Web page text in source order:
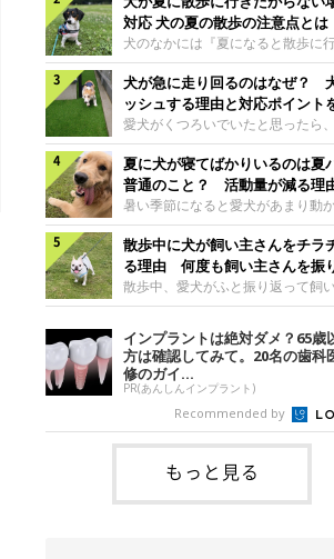
わけではない分、「不安なの？それ
かお願いしているの？」と気にな
さんもいるかもしれません。今回
クーンと鳴く理由や鼻鳴らしの背
め方と対応のポイントなどについて
のきもち獣医師相談室の原 駿太朗
伺いました。クーンと鳴くのはど
ち？いぬのきもち投稿写真ギャラリ
クーンと小さく鳴くときは、何らか
を伝えようとしている場合があると
れています。大
対応 犬の夏の散歩の注意点とは
犬のなかには『夏になると散歩に
らない、歩かなくなる』『暑い季
の気配を察すると涼しい部屋から
しない』など散歩に行きたがらな
るようです。愛犬の運動をさせて
のに、散歩に行きたがらない。こ
場合はどう対応すればよいのでしょ
「愛犬が夏に散歩に行きたがらない
対応」について、いぬのきもち獣
室の白山さとこ先生に聞きました
犬の散歩に行くときの注意点は？
きもち投稿写真ギャラリーーー夏に
散歩に行くときは、どのようなこと
をするとよい
犬が急に走り回るのはなぜ？
ッシュする理由と対応ポイント
愛犬がくつろいでいたと思ったら
屋の中を走り回り始める――そん
驚いたことはありませんか？ 急な
「何が起きているの？」と戸惑う飼
んも多いでしょう。落ち着いてい
のに、急にスイッチが入ったよう
と不安になることもあります。今回
が急に走り回る理由や見極め方など
て、いぬのきもち獣医師相談室の
先生に伺いました。犬が急に走り
ラリー犬が突然走り回る行動は、
珍しいものではないと考えられて
体にたまったエ
夏に犬が寝てばかりいるのは夏
普通のこと？ 活動量が減る理
策とは
暑い季節になると愛犬があまり動
ばかりだと感じる飼い主さんはい
か？その様子に、愛犬が夏バテで疲
るのか、元気がないのかなど不安に
方もいるのではないかと思います
は、犬が寝てばかりいるときに対
かを見極める方法はあるのでしょう
「犬の活動量が夏に減る理由と対
いて、いぬのきもち獣医師相談室
き先生に話を聞きました。Q. 夏に
動量が減る理由は？ いぬのきもち
真ギャラリーーー夏に愛犬の活動量
と感じる飼い主さんもいるようです
としてどのようなこ
散歩中に犬が飼い主さんをチラ
る理由 何度も飼い主さんを振
のはなぜ？
散歩中、愛犬がふと振り返って飼
の様子を確認する…そんな場面に
はありませんか？ 何度もチラチラ
ると、「何か気になることがある
「ちゃんと歩けているかな」と不
ことがあるかもしれません。愛犬が
がら飼い主さんを振り返るしぐさに
んな気持ちが隠れているのでしょ
回は、犬が散歩中に飼い主さんを確
理由や注意すべきサインの見極めか
応のポイントなどについて、いぬの
獣医師相談室の原 駿太朗先生に伺
インプラントは絶対ダメ？65歳
方は確認してみて。20名の歯科
修のガイ...
PR(あんしんインプラント)
Recommended by
もっと見る